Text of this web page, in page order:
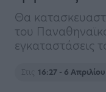
Θα
του
εγκαταστάσεις
Στις 16:27 - 6